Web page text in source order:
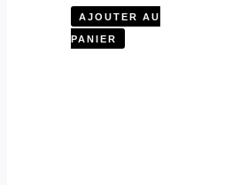
AJOUTER AU
PANIER